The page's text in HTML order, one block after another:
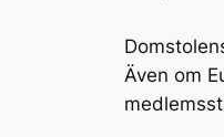
Även om